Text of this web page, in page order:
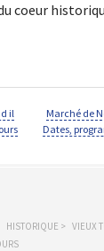
coeur
il
Marché de
Dates,
HISTORIQUE > VIEUX